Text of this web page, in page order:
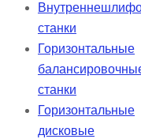
станки
Горизонтальные
станки
Горизонтальные
дисковые